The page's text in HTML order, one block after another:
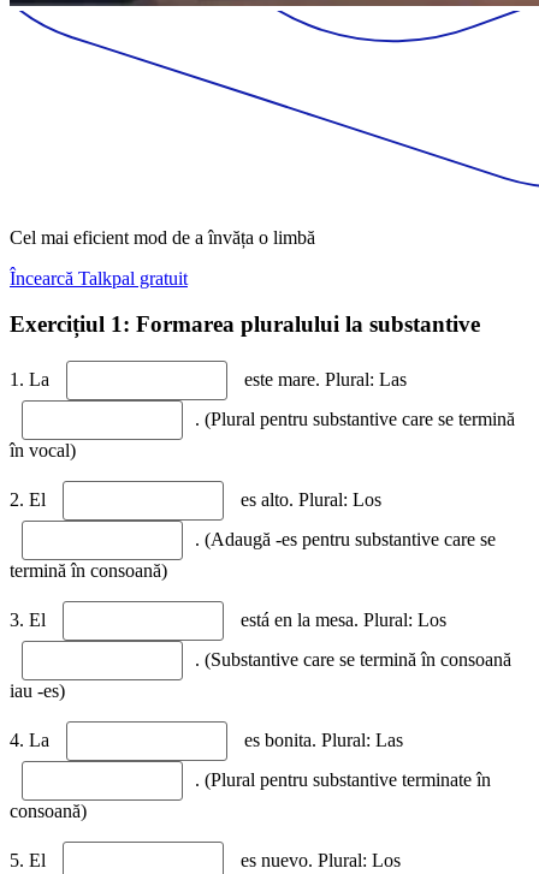
Cel mai eficient mod de a învăța o limbă
Încearcă Talkpal gratuit
Exercițiul 1: Formarea pluralului la substantive
1. La
este mare. Plural: Las
. (Plural pentru substantive care se termină
în vocal)
2. El
es alto. Plural: Los
. (Adaugă -es pentru substantive care se
termină în consoană)
3. El
está en la mesa. Plural: Los
. (Substantive care se termină în consoană
iau -es)
4. La
es bonita. Plural: Las
. (Plural pentru substantive terminate în
consoană)
5. El
es nuevo. Plural: Los